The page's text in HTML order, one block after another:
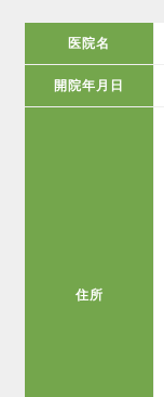
医院名
開院年月日
住所